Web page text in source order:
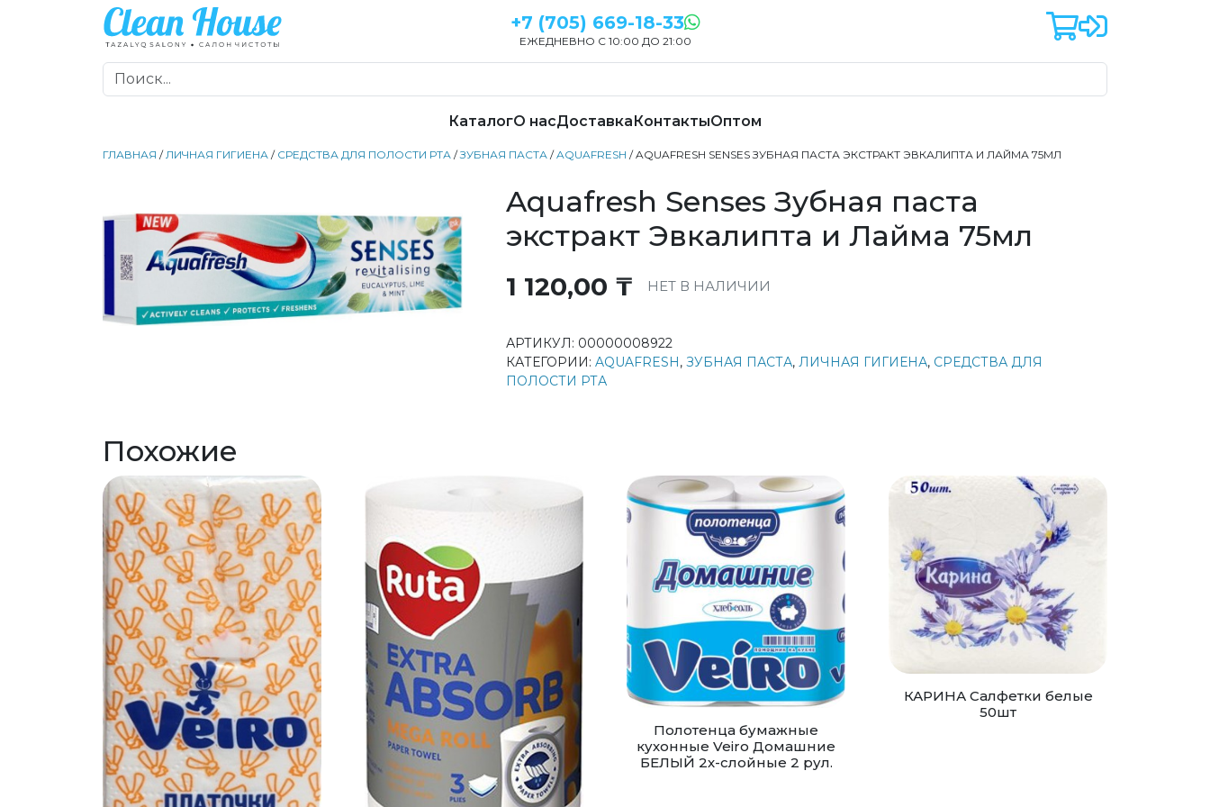
+7 (705) 669-18-33
ЕЖЕДНЕВНО С 10:00 ДО 21:00
КаталогО насДоставкаКонтактыОптом
ГЛАВНАЯ /ЛИЧНАЯ ГИГИЕНА / СРЕДСТВА ДЛЯ ПОЛОСТИ РТА /ЗУБНАЯ ПАСТА /AQUAFRESH / AQUAFRESH SENSES ЗУБНАЯ ПАСТА ЭКСТРАКТ ЭВКАЛИПТА И ЛАЙМА 75МЛ
Aquafresh Senses Зубная паста
экстракт Эвкалипта и Лайма 75мл
1 120,00 ₸ НЕТ В НАЛИЧИИ
АРТИКУЛ: 00000008922
КАТЕГОРИИ: AQUAFRESH, ЗУБНАЯ ПАСТА, ЛИЧНАЯ ГИГИЕНА, СРЕДСТВА ДЛЯ
ПОЛОСТИ РТА
Похожие
Полотенца бумажные
кухонные Veiro Домашние
БЕЛЫЙ 2х-слойные 2 рул.
КАРИНА Салфетки белые
50шт